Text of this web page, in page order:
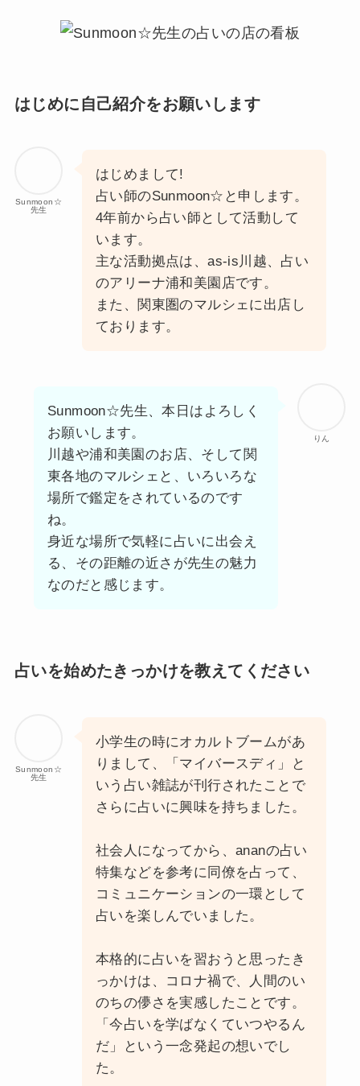
はじめに自己紹介をお願いします
Sunmoon☆
先生
はじめまして!
占い師のSunmoon☆と申します。
4年前から占い師として活動して
います。
主な活動拠点は、as-is川越、占い
のアリーナ浦和美園店です。
また、関東圏のマルシェに出店し
ております。
りん
Sunmoon☆先生、本日はよろしく
お願いします。
川越や浦和美園のお店、そして関
東各地のマルシェと、いろいろな
場所で鑑定をされているのです
ね。
身近な場所で気軽に占いに出会え
る、その距離の近さが先生の魅力
なのだと感じます。
占いを始めたきっかけを教えてください
Sunmoon☆
先生
小学生の時にオカルトブームがあ
りまして、「マイバースディ」と
いう占い雑誌が刊行されたことで
さらに占いに興味を持ちました。
社会人になってから、ananの占い
特集などを参考に同僚を占って、
コミュニケーションの一環として
占いを楽しんでいました。
本格的に占いを習おうと思ったき
っかけは、コロナ禍で、人間のい
のちの儚さを実感したことです。
「今占いを学ばなくていつやるん
だ」という一念発起の想いでし
た。